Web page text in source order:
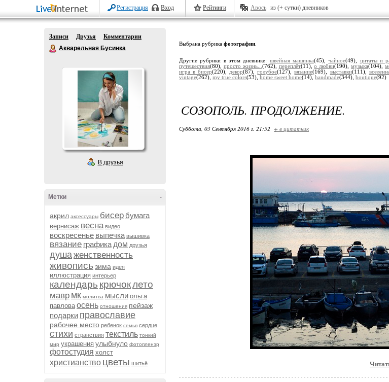
Регистрация Вход Рейтинги Авось из (+ сутки) дневников
Записи Друзья
Комментарии
Акварельная Бусинка
В друзья
-
Метки
акрил аксессуары бисер бумага
вернисаж весна видео
воскресенье выпечка вышивка
вязание графика дом друзья
душаженственность
живопись зима идея
иллюстрация интерьер
календарь крючоклето
мавр мк молитва мысли ольга
павлова осень отношения пейзаж
подарки православие
рабочее место ребенок семья сердце
стихи странствия текстиль тонкий
мир украшения улыбнуло фотопленэр
фотостудия холст
христианство цветы шитьё
Выбрана рубрика фотографии
Другие рубрики в этом дневнике: швейная машинка(45),чайное(49), цитаты и
путешествия(80), просто жизнь... (762), переплёт(11),о любви(190),музыка(104),
игра в бисер(220), декор(87),голубое(127),вязание(169), выставки(111),
vintage(262), my true colors(53), home sweet home(14), handmade(344), boutique(92)
СОЗОПОЛЬ. ПРОДОЛЖЕНИЕ.
Суббота, 03 Сентября 2016 г. 21:52 + в цитатник